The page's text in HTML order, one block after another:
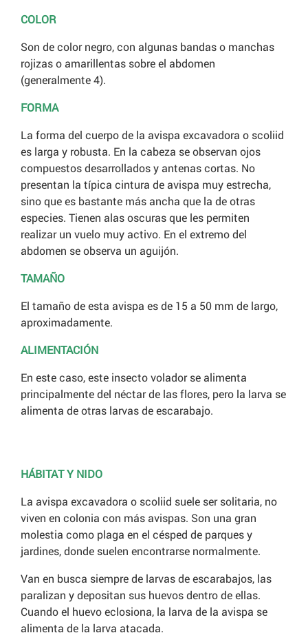
COLOR
Son de color negro, con algunas bandas o manchas
rojizas o amarillentas sobre el abdomen
(generalmente 4).
FORMA
La forma del cuerpo de la avispa excavadora o scoliid
es larga y robusta. En la cabeza se observan ojos
compuestos desarrollados y antenas cortas. No
presentan la típica cintura de avispa muy estrecha,
sino que es bastante más ancha que la de otras
especies. Tienen alas oscuras que les permiten
realizar un vuelo muy activo. En el extremo del
abdomen se observa un aguijón.
TAMAÑO
El tamaño de esta avispa es de 15 a 50 mm de largo,
aproximadamente.
ALIMENTACIÓN
En este caso, este insecto volador se alimenta
principalmente del néctar de las flores, pero la larva se
alimenta de otras larvas de escarabajo.
HÁBITAT Y NIDO
La avispa excavadora o scoliid suele ser solitaria, no
viven en colonia con más avispas. Son una gran
molestia como plaga en el césped de parques y
jardines, donde suelen encontrarse normalmente.
Van en busca siempre de larvas de escarabajos, las
paralizan y depositan sus huevos dentro de ellas.
Cuando el huevo eclosiona, la larva de la avispa se
alimenta de la larva atacada.